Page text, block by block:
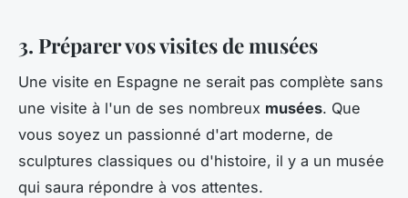
3. Préparer vos visites de musées
Une visite en Espagne ne serait pas complète sans
une visite à l'un de ses nombreux musées. Que
vous soyez un passionné d'art moderne, de
sculptures classiques ou d'histoire, il y a un musée
qui saura répondre à vos attentes.